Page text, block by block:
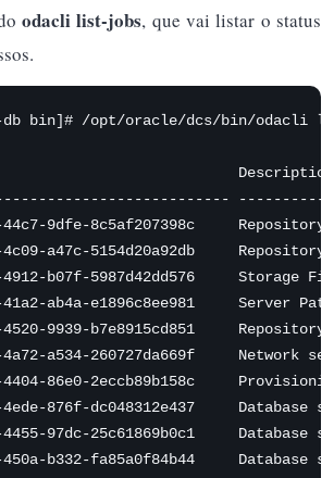
odacli list-jobs, que vai listar o status
db bin]# /opt/oracle/dcs/bin/odacli
44c7-9dfe-8c5af207398c
4c09-a47c-5154d20a92db
4912-b07f-5987d42dd576
41a2-ab4a-e1896c8ee981
4520-9939-b7e8915cd851
4a72-a534-260727da669f     Network
4404-86e0-2eccb89b158c
4ede-876f-dc048312e437
4455-97dc-25c61869b0c1     Database
450a-b332-fa85a0f84b44